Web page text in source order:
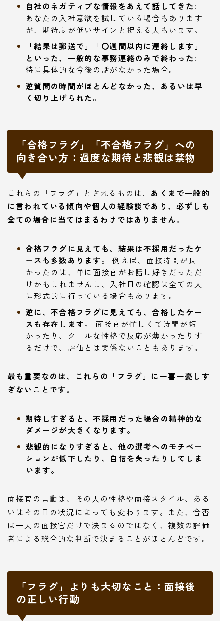
自社のネガティブな情報をあえて話してきた:
あなたの入社意欲を試している場合もあります
が、期待度が低いサインと捉える人もいます。
「結果は郵送で」「〇週間以内に連絡します」
といった、一般的な事務連絡のみで終わった:
特に具体的な今後の話がなかった場合。
逆質問の時間がほとんどなかった、あるいは早
く切り上げられた。
「合格フラグ」「不合格フラグ」への
向き合い方：過度な期待と悲観は禁物
これらの「フラグ」とされるものは、 あくまで一般的
に言われている傾向や個人の経験談であり、必ずしも
全ての場合に当てはまるわけではありません。
合格フラグに見えても、結果は不採用だったケ
ースも多数あります。
例えば、面接時間が長
かったのは、単に面接官がお話し好きだっただ
けかもしれませんし、入社日の確認は全ての人
に形式的に行っている場合もあります。
逆に、不合格フラグに見えても、合格したケー
スも存在します。
面接官が忙しくて時間が短
かったり、クールな性格で反応が薄かったりす
るだけで、評価とは関係ないこともあります。
最も重要なのは、これらの「フラグ」に一喜一憂しす
ぎないことです。
期待しすぎると、不採用だった場合の精神的な
ダメージが大きくなります。
悲観的になりすぎると、他の選考へのモチベー
ションが低下したり、自信を失ったりしてしま
います。
面接官の言動は、その人の性格や面接スタイル、ある
いはその日の状況によっても変わります。また、合否
は一人の面接官だけで決まるのではなく、複数の評価
者による総合的な判断で決まることがほとんどです。
「フラグ」よりも大切なこと：面接後
の正しい行動